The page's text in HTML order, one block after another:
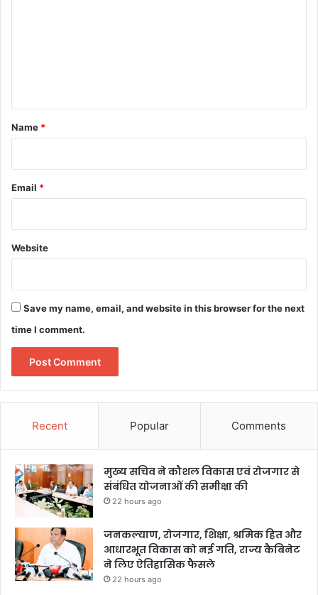
*
Name *
Email *
Website
Save my name, email, and website in this browser for the next
time I comment.
Recent Popular Comments
मुख्य सचिव ने कौशल विकास एवं रोजगार से
संबंधित योजनाओं की समीक्षा की
22 hours ago
जनकल्याण, रोजगार, शिक्षा, श्रमिक हित और
आधारभूत विकास को नई गति, राज्य कैबिनेट
ने लिए ऐतिहासिक फैसले
22 hours ago